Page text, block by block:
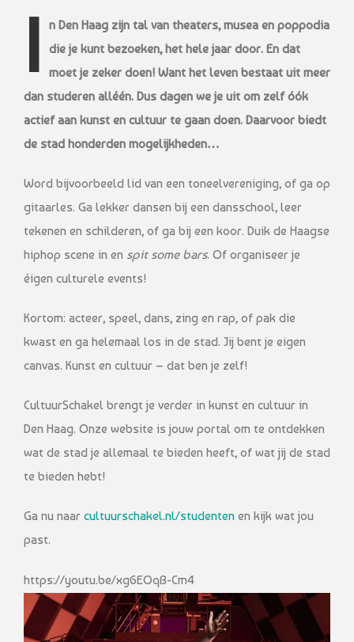
I
n Den Haag zijn tal van theaters, musea en poppodia
die je kunt bezoeken, het hele jaar door. En dat
moet je zeker doen! Want het leven bestaat uit meer
dan studeren alléén. Dus dagen we je uit om zelf óók
actief aan kunst en cultuur te gaan doen. Daarvoor biedt
de stad honderden mogelijkheden…
Word bijvoorbeeld lid van een toneelvereniging, of ga op
gitaarles. Ga lekker dansen bij een dansschool, leer
tekenen en schilderen, of ga bij een koor. Duik de Haagse
hiphop scene in en spit some bars. Of organiseer je
éigen culturele events!
Kortom: acteer, speel, dans, zing en rap, of pak die
kwast en ga helemaal los in de stad. Jij bent je eigen
canvas. Kunst en cultuur – dat ben je zelf!
CultuurSchakel brengt je verder in kunst en cultuur in
Den Haag. Onze website is jouw portal om te ontdekken
wat de stad je allemaal te bieden heeft, of wat jij de stad
te bieden hebt!
Ga nu naar cultuurschakel.nl/studenten en kijk wat jou
past.
https://youtu.be/xg6EOqB-Cm4